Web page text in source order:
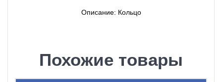
Описание: Кольцо
Похожие товары